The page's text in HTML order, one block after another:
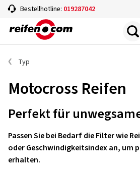
Bestellhotline: 019287042
Typ
Motocross Reifen
Perfekt für
Passen Sie bei Bedarf die Filter wie
oder Geschwindigkeitsindex an, um
erhalten.